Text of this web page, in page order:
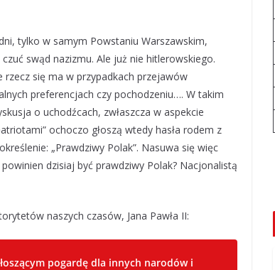
tylko w samym Powstaniu Warszawskim,
swąd nazizmu. Ale już nie hitlerowskiego.
rzecz się ma w przypadkach przejawów
preferencjach czy pochodzeniu…. W takim
o uchodźcach, zwłaszcza w aspekcie
ochoczo głoszą wtedy hasła rodem z
„Prawdziwy Polak”. Nasuwa się więc
dzisiaj być prawdziwy Polak? Nacjonalistą
naszych czasów, Jana Pawła II:
pogardę dla innych narodów i